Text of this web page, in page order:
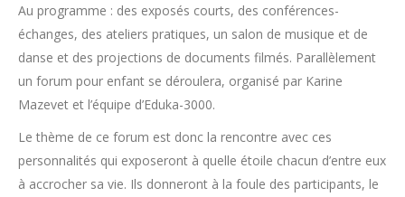
Au programme : des exposés courts, des conférences-
échanges, des ateliers pratiques, un salon de musique et de
danse et des projections de documents filmés. Parallèlement
un forum pour enfant se déroulera, organisé par Karine
Mazevet et l’équipe d’Eduka-3000.
Le thème de ce forum est donc la rencontre avec ces
personnalités qui exposeront à quelle étoile chacun d’entre eux
à accrocher sa vie. Ils donneront à la foule des participants, le